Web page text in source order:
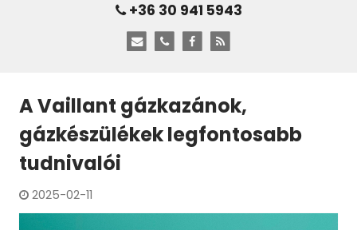
+36 30 941 5943
A Vaillant gázkazánok,
gázkészülékek legfontosabb
tudnivalói
2025-02-11